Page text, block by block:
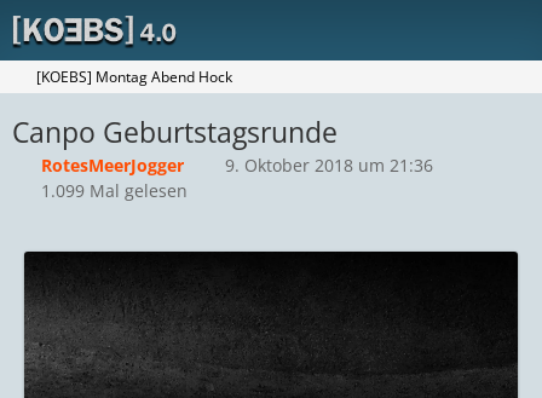
[KOEBS] Montag Abend Hock
Canpo Geburtstagsrunde
RotesMeerJogger
9. Oktober 2018 um 21:36
1.099 Mal gelesen